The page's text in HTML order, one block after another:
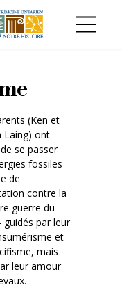
(Ken et
Laing) ont
se passer
fossiles
de
contre la
guerre du
guidés par leur
et
mais
leur amour